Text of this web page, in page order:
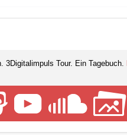
3Digitalimpuls Tour. Ein Tagebuch.